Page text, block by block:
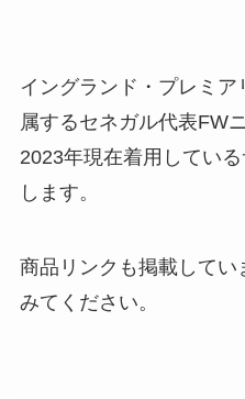
イングランド・プレミ
属するセネガル代表FW
2023年現在着用してい
します。
商品リンクも掲載してい
みてください。